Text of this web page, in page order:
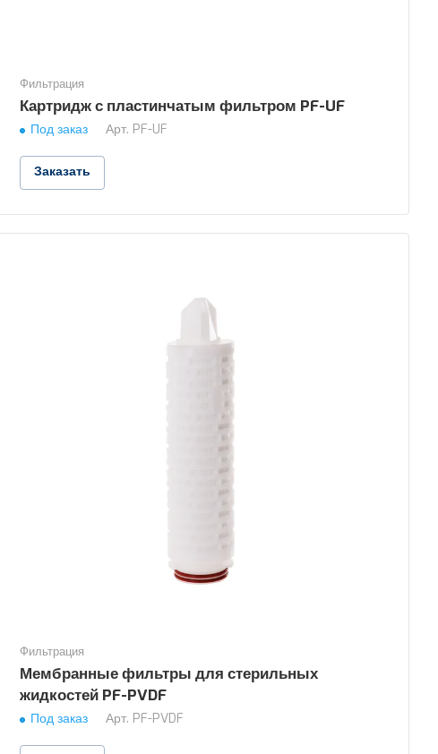
Фильтрация
Картридж с пластинчатым фильтром PF-UF
Под заказ Арт. PF-UF
Заказать
Фильтрация
Мембранные фильтры для стерильных
жидкостей PF-PVDF
Под заказ Арт. PF-PVDF